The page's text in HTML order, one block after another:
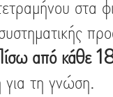
από κάθε
για τη γνώση.